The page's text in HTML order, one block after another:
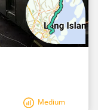
Medium